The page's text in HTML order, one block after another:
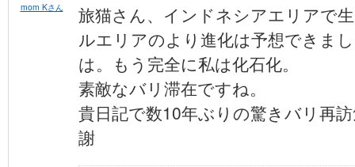
mom Kさん
旅猫さん、インドネシアエリアで
ルエリアのより進化は予想できま
は。もう完全に私は化石化。
素敵なバリ滞在ですね。
貴日記で数10年ぶりの驚きバリ再
謝